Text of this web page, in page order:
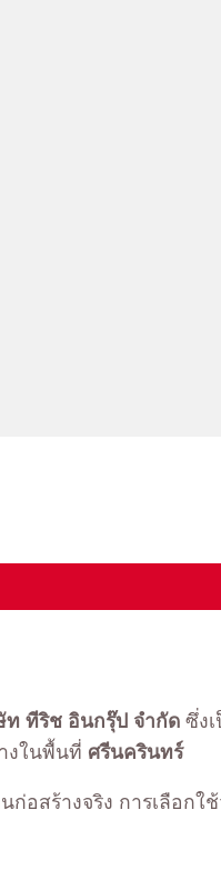
ท ทีริช อินกรุ๊ป จำกัด ซึ่ง
งในพื้นที่ ศรีนครินทร์
อสร้างจริง การเลือก